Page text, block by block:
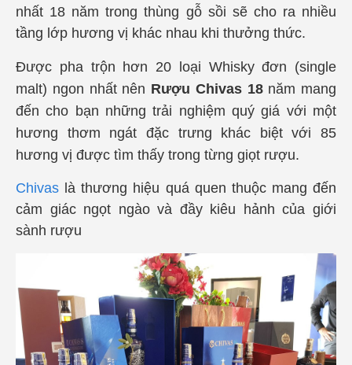
nhất 18 năm trong thùng gỗ sồi sẽ cho ra nhiều
tầng lớp hương vị khác nhau khi thưởng thức.
Được pha trộn hơn 20 loại Whisky đơn (single
malt) ngon nhất nên Rượu Chivas 18năm mang
đến cho bạn những trải nghiệm quý giá với một
hương thơm ngát đặc trưng khác biệt với 85
hương vị được tìm thấy trong từng giọt rượu.
Chivas là thương hiệu quá quen thuộc mang đến
cảm giác ngọt ngào và đầy kiêu hảnh của giới
sành rượu